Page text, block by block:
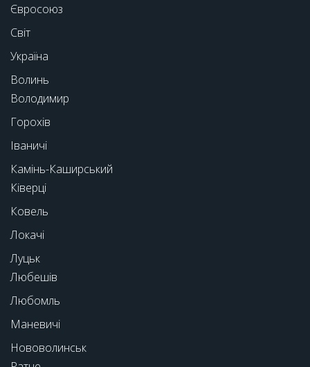
Євросоюз
Світ
Україна
Волинь
Володимир
Горохів
Іваничі
Камінь-Каширський
Ківерці
Ковель
Локачі
Луцьк
Любешів
Любомль
Маневичі
Нововолинськ